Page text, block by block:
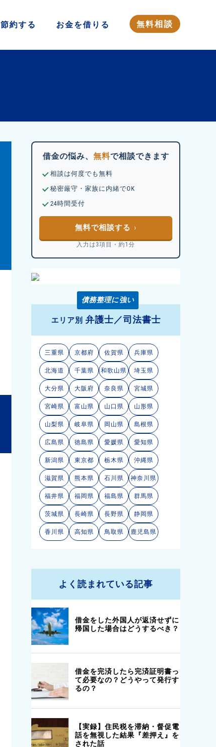
節約する お金を借りる 無料相談
△
不明
◎
△
不明
不明
借金の悩み、 無料で相談できます
相談は何度でも無料
秘密厳守・家族に内緒でOK
24時間受付
無料で相談する
入力は3項目・約1分
債務整理に強い
エリア別 弁護士／司法書士
三重県 京都府 佐賀県 兵庫県
北海道 千葉県 和歌山県 埼玉県
大分県 大阪府 奈良県 宮城県
宮崎県 富山県 山口県 山形県
山梨県 岐阜県 岡山県 島根県
広島県 徳島県 愛媛県 愛知県
新潟県 東京都 栃木県 沖縄県
滋賀県 熊本県 石川県 神奈川県
福井県 福岡県 福島県 群馬県
茨城県 長崎県 長野県 静岡県
香川県 高知県 鳥取県 鹿児島県
よく読まれている記事